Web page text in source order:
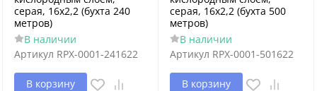
серая, 16х2,2 (бухта 240
метров)
В наличии
Артикул RPX-0001-241622
В корзину
серая, 16х2,2 (бухта 500
метров)
В наличии
Артикул RPX-0001-501622
В корзину